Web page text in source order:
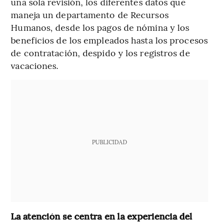
maneja un departamento de Recursos
Humanos, desde los pagos de nómina y los
beneficios de los empleados hasta los procesos
de contratación, despido y los registros de
vacaciones.
PUBLICIDAD
La atención se centra en la experiencia del